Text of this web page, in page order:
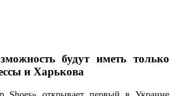
будут иметь только
и Харькова